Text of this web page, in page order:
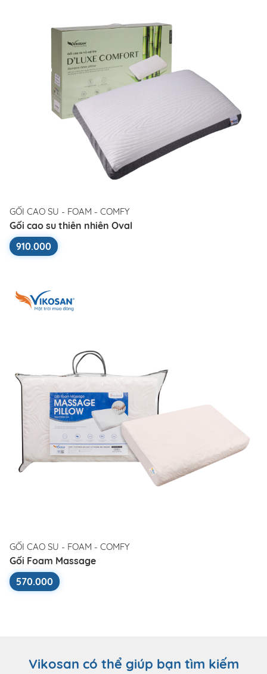
GỐI CAO SU - FOAM - COMFY
Gối cao su thiên nhiên Oval
910.000
GỐI CAO SU - FOAM - COMFY
Gối Foam Massage
570.000
Vikosan có thể giúp bạn tìm kiếm